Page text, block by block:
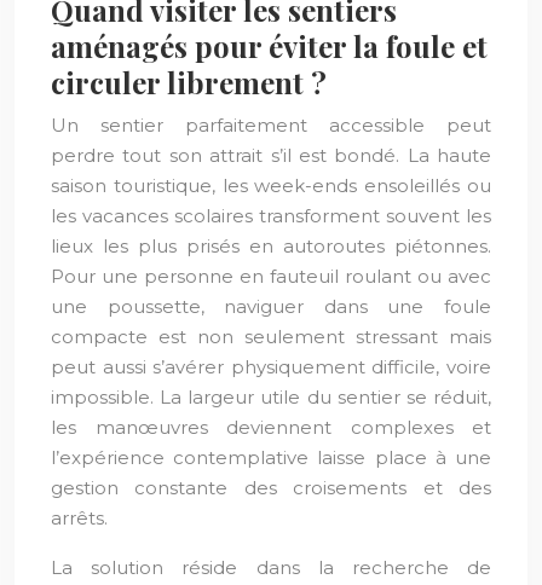
Quand visiter les sentiers
aménagés pour éviter la foule et
circuler librement ?
Un sentier parfaitement accessible peut
perdre tout son attrait s’il est bondé. La haute
saison touristique, les week-ends ensoleillés ou
les vacances scolaires transforment souvent les
lieux les plus prisés en autoroutes piétonnes.
Pour une personne en fauteuil roulant ou avec
une poussette, naviguer dans une foule
compacte est non seulement stressant mais
peut aussi s’avérer physiquement difficile, voire
impossible. La largeur utile du sentier se réduit,
les manœuvres deviennent complexes et
l’expérience contemplative laisse place à une
gestion constante des croisements et des
arrêts.
La solution réside dans la recherche de